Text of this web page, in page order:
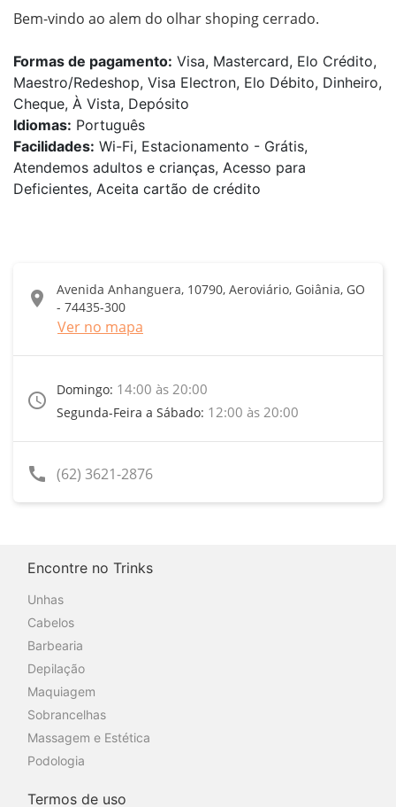
Bem-vindo ao alem do olhar shoping cerrado.
Formas de pagamento: Visa, Mastercard, Elo Crédito,
Maestro/Redeshop, Visa Electron, Elo Débito, Dinheiro,
Cheque, À Vista, Depósito
Idiomas: Português
Facilidades: Wi-Fi, Estacionamento - Grátis,
Atendemos adultos e crianças, Acesso para
Deficientes, Aceita cartão de crédito
location_on
Avenida Anhanguera, 10790, Aeroviário, Goiânia, GO
- 74435-300
Ver no mapa
access_time
Domingo: 14:00 às 20:00
Segunda-Feira a Sábado: 12:00 às 20:00
call (62) 3621-2876
Encontre no Trinks
Unhas
Cabelos
Barbearia
Depilação
Maquiagem
Sobrancelhas
Massagem e Estética
Podologia
Termos de uso